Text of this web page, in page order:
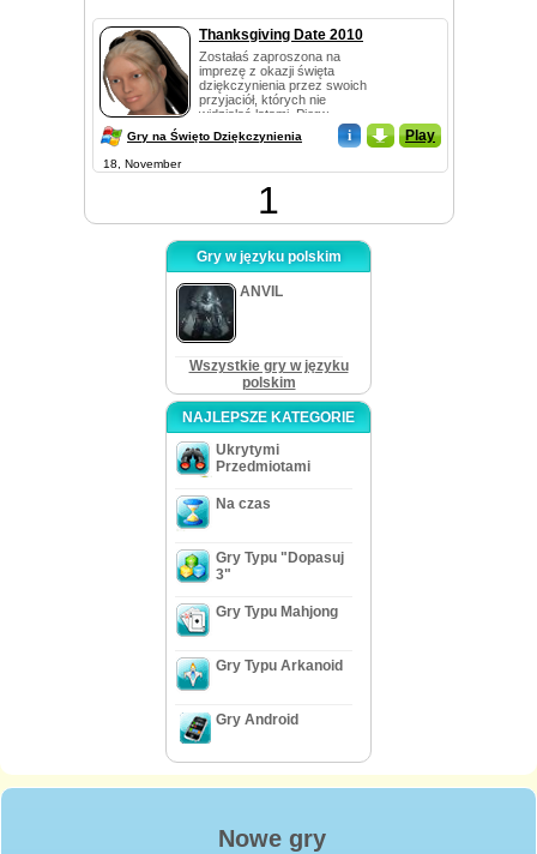
Thanksgiving Date 2010
Zostałaś zaproszona na
imprezę z okazji święta
dziękczynienia przez swoich
przyjaciół, których nie
widziałaś latami. Pierw...
Gry na Święto Dziękczynienia i _ Play
18, November
1
Gry w języku polskim
ANVIL
Wszystkie gry w języku
polskim
NAJLEPSZE KATEGORIE
Ukrytymi
Przedmiotami
Na czas
Gry Typu "Dopasuj
3"
Gry Typu Mahjong
Gry Typu Arkanoid
Gry Android
Nowe gry